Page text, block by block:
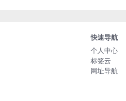
快速导航
个人中心
标签云
网址导航